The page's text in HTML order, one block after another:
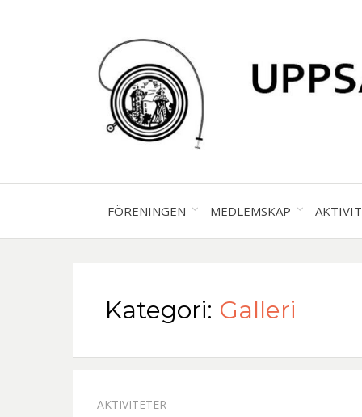
FÖRENINGEN MEDLEMSKAP
Kategori: Galleri
AKTIVITETER